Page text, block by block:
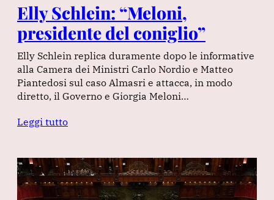
Elly Schlein: “Meloni,
presidente del coniglio”
Elly Schlein replica duramente dopo le informative
alla Camera dei Ministri Carlo Nordio e Matteo
Piantedosi sul caso Almasri e attacca, in modo
diretto, il Governo e Giorgia Meloni…
Leggi tutto